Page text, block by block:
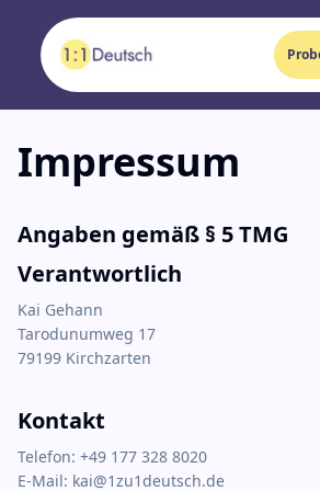
Impressum
Angaben gemäß § 5 TMG
Verantwortlich
Kai Gehann
Tarodunumweg 17
79199 Kirchzarten
Kontakt
Telefon: +49 177 328 8020
E-Mail: kai@1zu1deutsch.de